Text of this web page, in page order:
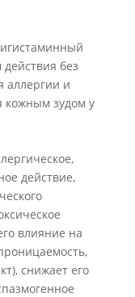
без
аллергии и
кожным зудом у
действие,
влияние на
снижает его